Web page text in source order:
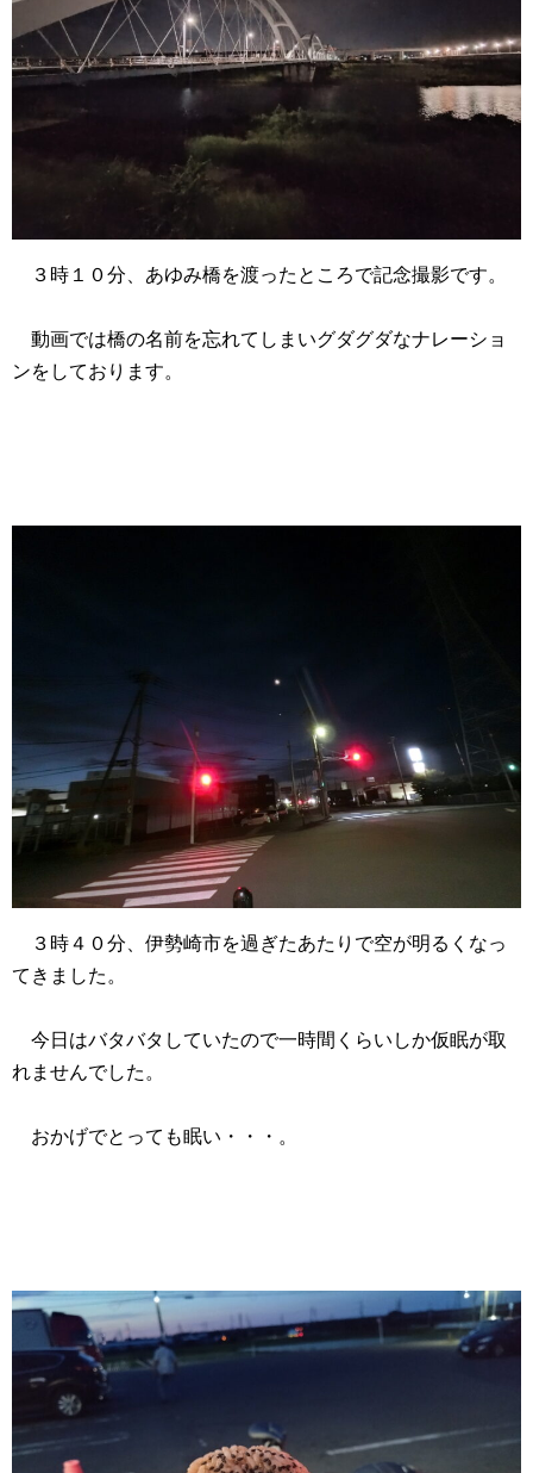
３時１０分、あゆみ橋を渡ったところで記念撮影です。
動画では橋の名前を忘れてしまいグダグダなナレーショ
ンをしております。
３時４０分、伊勢崎市を過ぎたあたりで空が明るくなっ
てきました。
今日はバタバタしていたので一時間くらいしか仮眠が取
れませんでした。
おかげでとっても眠い・・・。